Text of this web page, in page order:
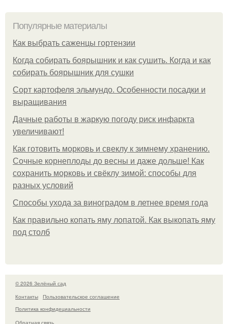
Популярные материалы
Как выбрать саженцы гортензии
Когда собирать боярышник и как сушить. Когда и как
собирать боярышник для сушки
Сорт картофеля эльмундо. Особенности посадки и
выращивания
Дачные работы в жаркую погоду риск инфаркта
увеличивают!
Как готовить морковь и свеклу к зимнему хранению.
Сочные корнеплоды до весны и даже дольше! Как
сохранить морковь и свёклу зимой: способы для
разных условий
Способы ухода за виноградом в летнее время года
Как правильно копать яму лопатой. Как выкопать яму
под столб
© 2026 Зелёный сад
Контакты
Пользовательское соглашение
Политика конфидециальности
Обратная связь